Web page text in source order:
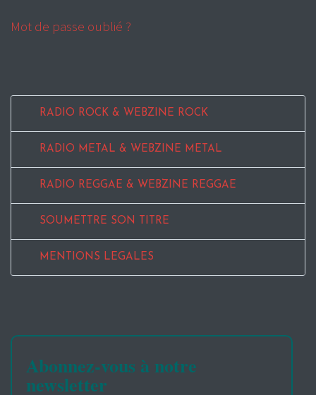
Mot de passe oublié ?
RADIO ROCK & WEBZINE ROCK
RADIO METAL & WEBZINE METAL
RADIO REGGAE & WEBZINE REGGAE
SOUMETTRE SON TITRE
MENTIONS LEGALES
Abonnez-vous à notre
newsletter